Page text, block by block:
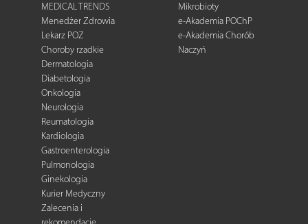
MEDICAL TRENDS
Menedżer Zdrowia
Lekarz POZ
Choroby rzadkie
Dermatologia
Diabetologia
Onkologia
Neurologia
Reumatologia
Kardiologia
Gastroenterologia
Pulmonologia
Ginekologia
Kurier Medyczny
Zalecenia i
Mikrobioty
e-Akademia POChP
e-Akademia Chorób
Naczyń